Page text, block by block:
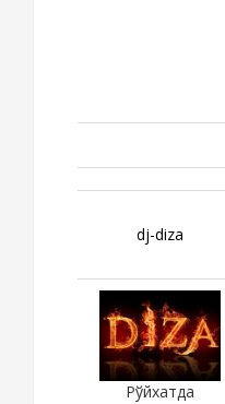
dj-diza
Рўйхатда